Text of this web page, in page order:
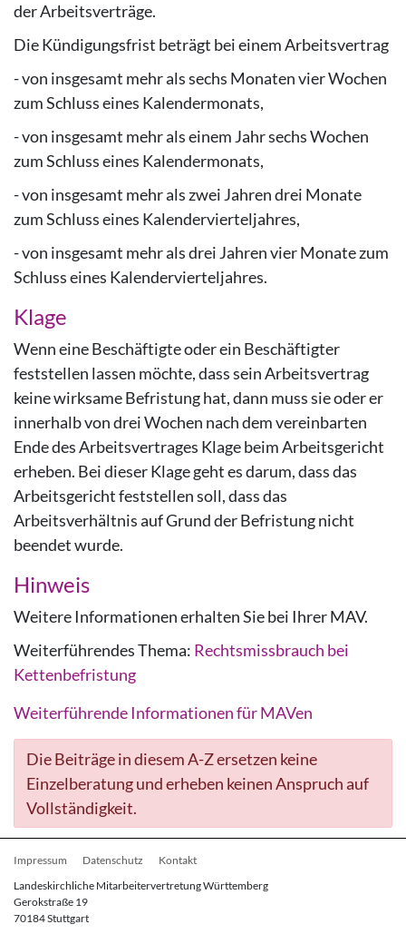
der Arbeitsverträge.
Die Kündigungsfrist beträgt bei einem Arbeitsvertrag
- von insgesamt mehr als sechs Monaten vier Wochen
zum Schluss eines Kalendermonats,
- von insgesamt mehr als einem Jahr sechs Wochen
zum Schluss eines Kalendermonats,
- von insgesamt mehr als zwei Jahren drei Monate
zum Schluss eines Kalendervierteljahres,
- von insgesamt mehr als drei Jahren vier Monate zum
Schluss eines Kalendervierteljahres.
Klage
Wenn eine Beschäftigte oder ein Beschäftigter
feststellen lassen möchte, dass sein Arbeitsvertrag
keine wirksame Befristung hat, dann muss sie oder er
innerhalb von drei Wochen nach dem vereinbarten
Ende des Arbeitsvertrages Klage beim Arbeitsgericht
erheben. Bei dieser Klage geht es darum, dass das
Arbeitsgericht feststellen soll, dass das
Arbeitsverhältnis auf Grund der Befristung nicht
beendet wurde.
Hinweis
Weitere Informationen erhalten Sie bei Ihrer MAV.
Weiterführendes Thema: Rechtsmissbrauch bei
Kettenbefristung
Weiterführende Informationen für MAVen
Die Beiträge in diesem A-Z ersetzen keine
Einzelberatung und erheben keinen Anspruch auf
Vollständigkeit.
Fußbereichsmenü
Impressum Datenschutz
Kontakt
Landeskirchliche Mitarbeitervertretung Württemberg
Gerokstraße 19
70184 Stuttgart